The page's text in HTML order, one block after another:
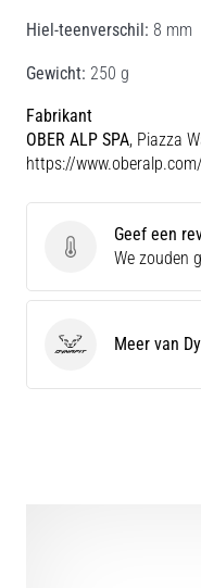
Hiel-teenverschil: 8 mm
Gewicht: 250 g
Fabrikant
OBER ALP SPA, Piazza
https://
Geef een review
Geef een
We zouden
DynafitMeer van